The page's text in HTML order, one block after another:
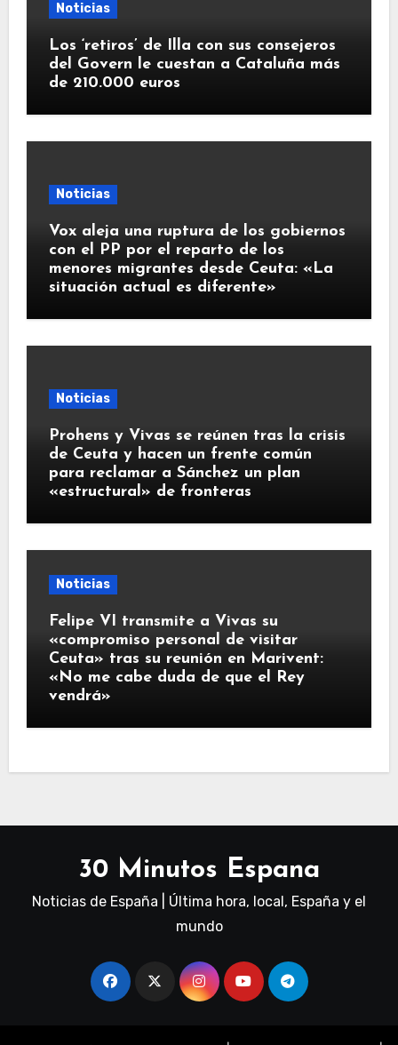
Noticias
Los ‘retiros’ de Illa con sus consejeros
del Govern le cuestan a Cataluña más
de 210.000 euros
Noticias
Vox aleja una ruptura de los gobiernos
con el PP por el reparto de los
menores migrantes desde Ceuta: «La
situación actual es diferente»
Noticias
Prohens y Vivas se reúnen tras la crisis
de Ceuta y hacen un frente común
para reclamar a Sánchez un plan
«estructural» de fronteras
Noticias
Felipe VI transmite a Vivas su
«compromiso personal de visitar
Ceuta» tras su reunión en Marivent:
«No me cabe duda de que el Rey
vendrá»
30 Minutos Espana
Noticias de España | Última hora, local, España y el
mundo